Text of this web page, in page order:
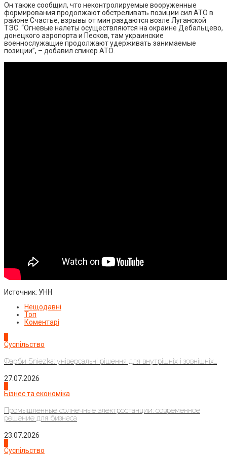
Он также сообщил, что неконтролируемые вооруженные
формирования продолжают обстреливать позиции сил АТО в
районе Счастье, взрывы от мин раздаются возле Луганской
ТЭС. “Огневые налеты осуществляются на окраине Дебальцево,
донецкого аэропорта и Песков, там украинские
военнослужащие продолжают удерживать занимаемые
позиции”, – добавил спикер АТО.
Источник: УНН
Нещодавні
Топ
Коментарі
Суспільство
Фарби Sniezka: універсальні рішення для внутрішніх і зовнішніх...
27.07.2026
Бізнес та економіка
Промышленные солнечные электростанции: современное
решение для бизнеса
23.07.2026
Суспільство